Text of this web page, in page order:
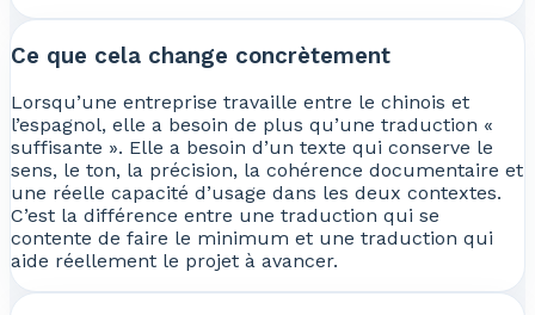
Ce que cela change concrètement
Lorsqu’une entreprise travaille entre le chinois et
l’espagnol, elle a besoin de plus qu’une traduction «
suffisante ». Elle a besoin d’un texte qui conserve le
sens, le ton, la précision, la cohérence documentaire et
une réelle capacité d’usage dans les deux contextes.
C’est la différence entre une traduction qui se
contente de faire le minimum et une traduction qui
aide réellement le projet à avancer.